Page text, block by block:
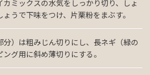
カミックスの水気をしっかり切り、しょ
うで下味をつけ、片栗粉をまぶす。
分）は粗みじん切りにし、長ネギ（緑の
グ用に斜め薄切りにする。